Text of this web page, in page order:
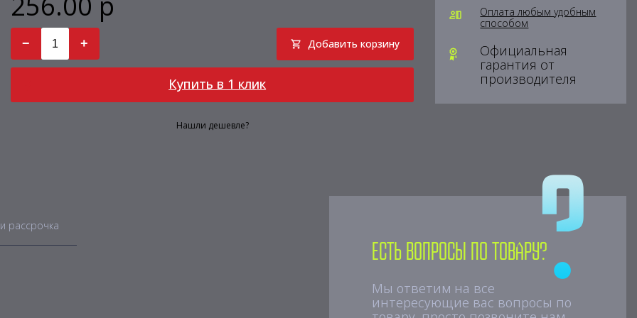
− + Добавить корзину
Купить в 1 клик
Нашли дешевле?
Оплата любым удобным
способом
Официальная
гарантия от
производителя
рассрочка
Есть вопросы по товару?
Мы ответим на все
интересующие вас вопросы по